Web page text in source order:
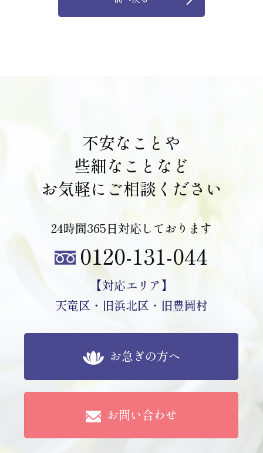
不安なことや
些細なことなど
お気軽にご相談ください
24時間365日対応しております
0120-131-044
【対応エリア】
天竜区・旧浜北区・旧豊岡村
お急ぎの方へ
お問い合わせ